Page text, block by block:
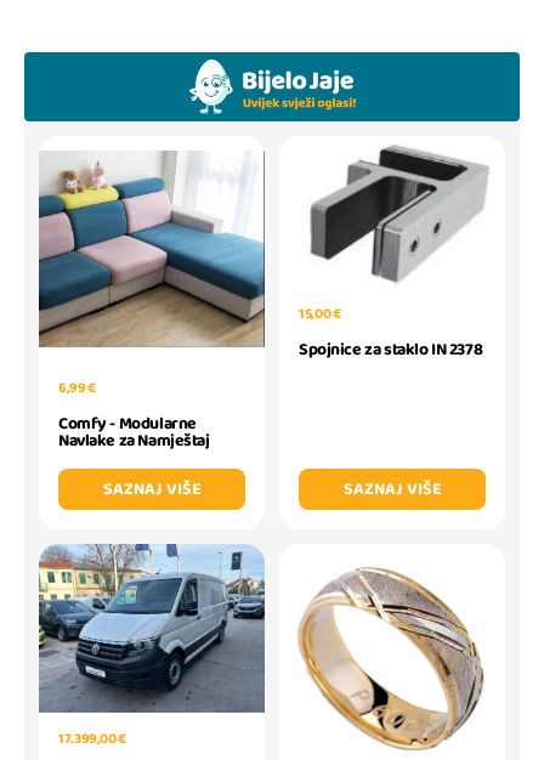
6,99 €
Comfy - Modularne
Navlake za Namještaj
SAZNAJ VIŠE
15,00 €
Spojnice za staklo IN 2378
SAZNAJ VIŠE
17.399,00 €